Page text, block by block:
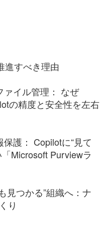
進すべき理由
イル管理： なぜ
の精度と安全性を左右
護： Copilotに“見て
Microsoft Purviewラ
見つかる”組織へ：ナ
り